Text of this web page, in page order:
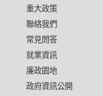
重大政策
聯絡我們
常見問答
就業資訊
廉政園地
政府資訊公開